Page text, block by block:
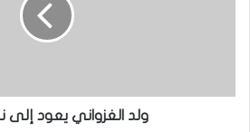
ولد الغزواني يعود